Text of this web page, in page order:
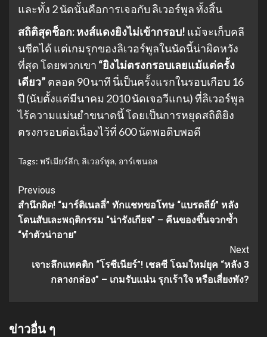
และทั้ง 2 นัดนั้นคือการเจอกับ ลิเวอร์พูล ทั้งสิ้น
สถิติสุดช็อก: หงส์แดงยิงไม่เข้ากรอบ! แม้จะเก็บคลี
นชีตได้ แต่เกมรุกของลิเวอร์พูลในนัดนี้น่าผิดหวัง
ที่สุด โดยพวกเขา “ยิงไม่ตรงกรอบเลยแม้แต่ครั้ง
เดียว” ตลอด 90 นาที นี่เป็นครั้งแรกในรอบเกือบ 16
ปี (นับตั้งแต่มีนาคม 2010 นัดเจอวีแกน) ที่ลิเวอร์พูล
ไร้ความแม่นยำขนาดนี้ โดยเป็นการหยุดสถิติยิง
ตรงกรอบต่อเนื่องไว้ที่ 600 นัดพอดิบพอดี
Tags: พรีเมียร์ลีก, ลิเวอร์พูล, อาร์เซนอล
Continue
Reading
Previous
สำนึกผิด! “มาร์ติเนลลี่” ทักแชทขอโทษ “แบรดลีย์” หลัง
โดนสับเละพฤติกรรม “น่ารังเกียจ” – คีนของขึ้นจวกซ้ำ
“ทำตัวน่าอาย”
Next
เจาะลึกแทคติก “โรซีเนียร์”! เชลซี โฉมใหม่ยุค “หลัง 3
กลางกล่อง” – เกมรับแน่น รุกเร้าใจ หรือเสี่ยงพัง?
ข่าวอื่น ๆ